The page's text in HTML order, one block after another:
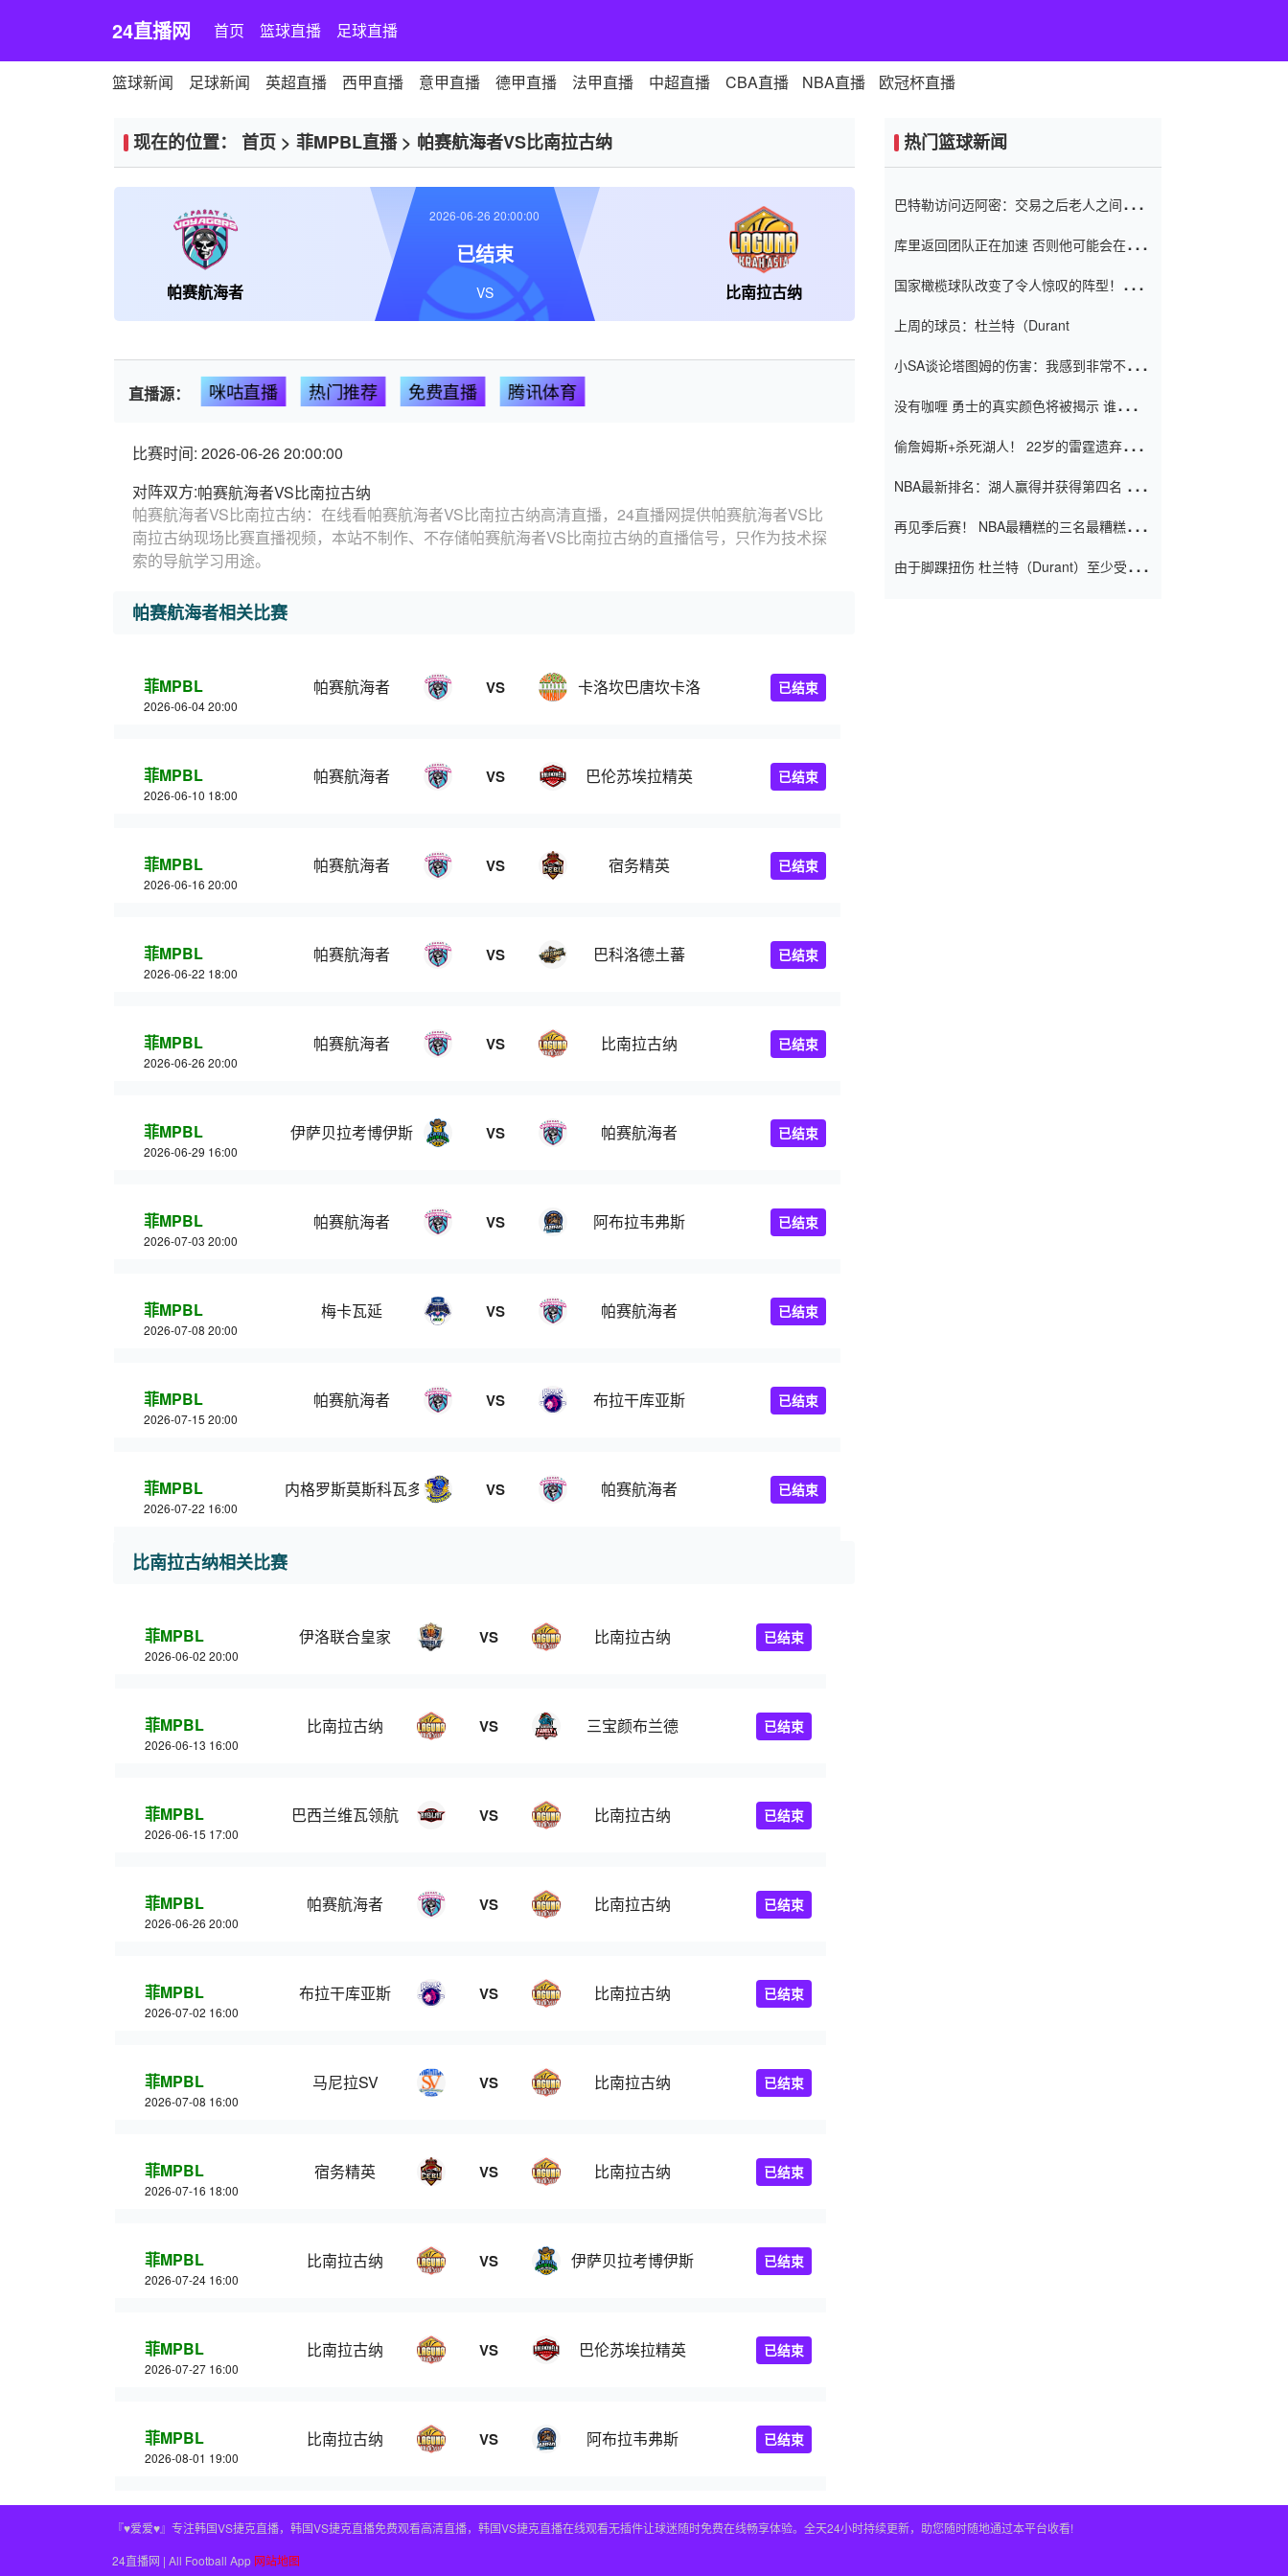
24直播网 首页 篮球直播 足球直播
篮球新闻 足球新闻 英超直播 西甲直播 意甲直播 德甲直播 法甲直播 中超直播 CBA直播 NBA直播 欧冠杯直播
现在的位置： 首页 > 菲MPBL直播> 帕赛航海者VS比南拉古纳
帕赛航海者 比南拉古纳
2026-06-26 20:00:00
已结束
VS
直播源： 咪咕直播 热门推荐 免费直播 腾讯体育
比赛时间: 2026-06-26 20:00:00
对阵双方:帕赛航海者VS比南拉古纳
帕赛航海者VS比南拉古纳：在线看帕赛航海者VS比南拉古纳高清直播，24直播网提供帕赛航海者VS比
南拉古纳现场比赛直播视频，本站不制作、不存储帕赛航海者VS比南拉古纳的直播信号，只作为技术探
索的导航学习用途。
帕赛航海者相关比赛
菲MPBL
2026-06-04 20:00
帕赛航海者 VS 卡洛坎巴唐坎卡洛 已结束
菲MPBL
2026-06-10 18:00
帕赛航海者 VS 巴伦苏埃拉精英 已结束
菲MPBL
2026-06-16 20:00
帕赛航海者 VS 宿务精英 已结束
菲MPBL
2026-06-22 18:00
帕赛航海者 VS 巴科洛德土蕃 已结束
菲MPBL
2026-06-26 20:00
帕赛航海者 VS 比南拉古纳 已结束
菲MPBL
2026-06-29 16:00
伊萨贝拉考博伊斯 VS 帕赛航海者 已结束
菲MPBL
2026-07-03 20:00
帕赛航海者 VS 阿布拉韦弗斯 已结束
菲MPBL
2026-07-08 20:00
梅卡瓦延 VS 帕赛航海者 已结束
菲MPBL
2026-07-15 20:00
帕赛航海者 VS 布拉干库亚斯 已结束
菲MPBL
2026-07-22 16:00
内格罗斯莫斯科瓦多斯 VS 帕赛航海者 已结束
比南拉古纳相关比赛
菲MPBL
2026-06-02 20:00
伊洛联合皇家 VS 比南拉古纳 已结束
菲MPBL
2026-06-13 16:00
比南拉古纳 VS 三宝颜布兰德 已结束
菲MPBL
2026-06-15 17:00
巴西兰维瓦领航 VS 比南拉古纳 已结束
菲MPBL
2026-06-26 20:00
帕赛航海者 VS 比南拉古纳 已结束
菲MPBL
2026-07-02 16:00
布拉干库亚斯 VS 比南拉古纳 已结束
菲MPBL
2026-07-08 16:00
马尼拉SV VS 比南拉古纳 已结束
菲MPBL
2026-07-16 18:00
宿务精英 VS 比南拉古纳 已结束
菲MPBL
2026-07-24 16:00
比南拉古纳 VS 伊萨贝拉考博伊斯 已结束
菲MPBL
2026-07-27 16:00
比南拉古纳 VS 巴伦苏埃拉精英 已结束
菲MPBL
2026-08-01 19:00
比南拉古纳 VS 阿布拉韦弗斯 已结束
热门篮球新闻
巴特勒访问迈阿密：交易之后老人之间的第
库里返回团队正在加速 否则他可能会在下
起了人们的关注
国家橄榄球队改变了令人惊叹的阵型！伊万
上周的球员：杜兰特（Durant
小SA谈论塔图姆的伤害：我感到非常不舒
没有咖喱 勇士的真实颜色将被揭示 谁注意
偷詹姆斯+杀死湖人！ 22岁的雷霆遗弃儿子
亿元人民币的合同
NBA最新排名：湖人赢得并获得第四名 小
再见季后赛！ NBA最糟糕的三名最糟糕的
由于脚踝扭伤 杜兰特（Durant）至少受伤
『♥爱爱♥』专注韩国VS捷克直播，韩国VS捷克直播免费观看高清直播，韩国VS捷克直播在线观看无插件让球迷随时免费在线畅享体验。全天24小时持续更新，助您随时随地通过本平台收看!
24直播网 | All Football App 网站地图